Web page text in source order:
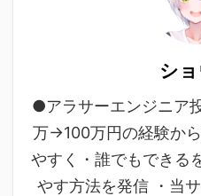
シ
●アラサーエンジニア
万→100万円の経験か
やすく・誰でもできる
やす方法を発信 ・当